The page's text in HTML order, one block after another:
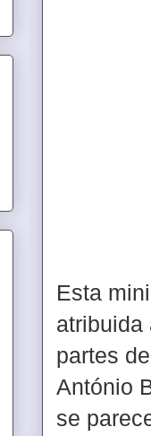
Esta
atribuida
partes
António
se